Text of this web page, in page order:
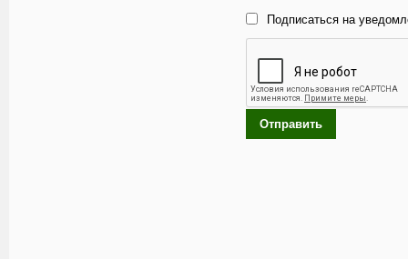
Подписаться на
Отправить